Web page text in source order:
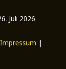
Juli 2026
Impressum |